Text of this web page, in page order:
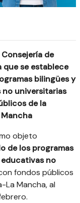
de
que se establece
bilingües y
no universitarias
de la
objeto
de los programas
no
fondos públicos
La Mancha, al